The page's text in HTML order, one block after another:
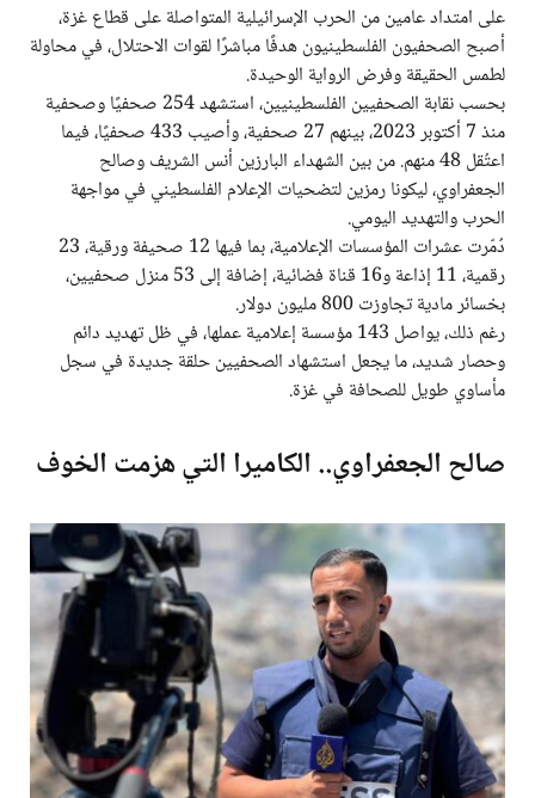
على امتداد عامين من الحرب الإسرائيلية المتواصلة على قطاع غزة،
أصبح الصحفيون الفلسطينيون هدفًا مباشرًا لقوات الاحتلال، في محاولة
لطمس الحقيقة وفرض الرواية الوحيدة.
بحسب نقابة الصحفيين الفلسطينيين، استشهد 254 صحفيًا وصحفية
منذ 7 أكتوبر 2023، بينهم 27 صحفية، وأصيب 433 صحفيًا، فيما
اعتُقل 48 منهم. من بين الشهداء البارزين أنس الشريف وصالح
الجعفراوي، ليكونا رمزين لتضحيات الإعلام الفلسطيني في مواجهة
الحرب والتهديد اليومي.
دُمّرت عشرات المؤسسات الإعلامية، بما فيها 12 صحيفة ورقية، 23
رقمية، 11 إذاعة و16 قناة فضائية، إضافة إلى 53 منزل صحفيين،
بخسائر مادية تجاوزت 800 مليون دولار.
رغم ذلك، يواصل 143 مؤسسة إعلامية عملها، في ظل تهديد دائم
وحصار شديد، ما يجعل استشهاد الصحفيين حلقة جديدة في سجل
مأساوي طويل للصحافة في غزة.
صالح الجعفراوي.. الكاميرا التي هزمت الخوف